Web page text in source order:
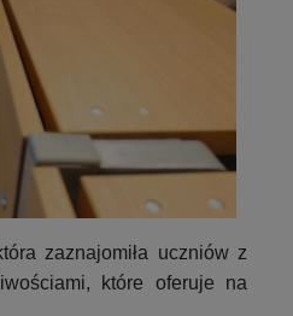
zaznajomiła uczniów z
które oferuje na